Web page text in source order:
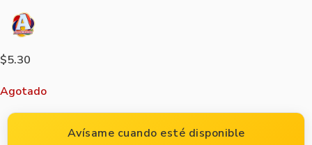
$5.30
Agotado
Avísame cuando esté disponible